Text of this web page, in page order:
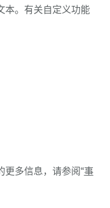
本。有关自定义功能
更多信息，请参阅“事